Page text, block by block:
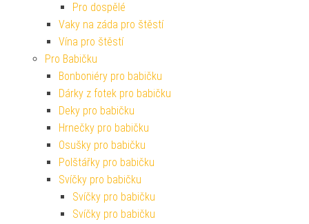
Pro dospělé
Vaky na záda pro štěstí
Vína pro štěstí
Pro Babičku
Bonboniéry pro babičku
Dárky z fotek pro babičku
Deky pro babičku
Hrnečky pro babičku
Osušky pro babičku
Polštářky pro babičku
Svíčky pro babičku
Svíčky pro babičku
Svíčky pro babičku